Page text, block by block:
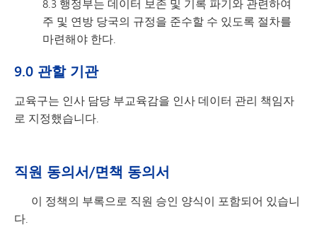
주 및 연방 당국의 규정을 준수할 수 있도록 절차를
마련해야 한다.
9.0 관할 기관
교육구는 인사 담당 부교육감을 인사 데이터 관리 책임자
로 지정했습니다.
직원 동의서/면책 동의서
이 정책의 부록으로 직원 승인 양식이 포함되어 있습니
다.